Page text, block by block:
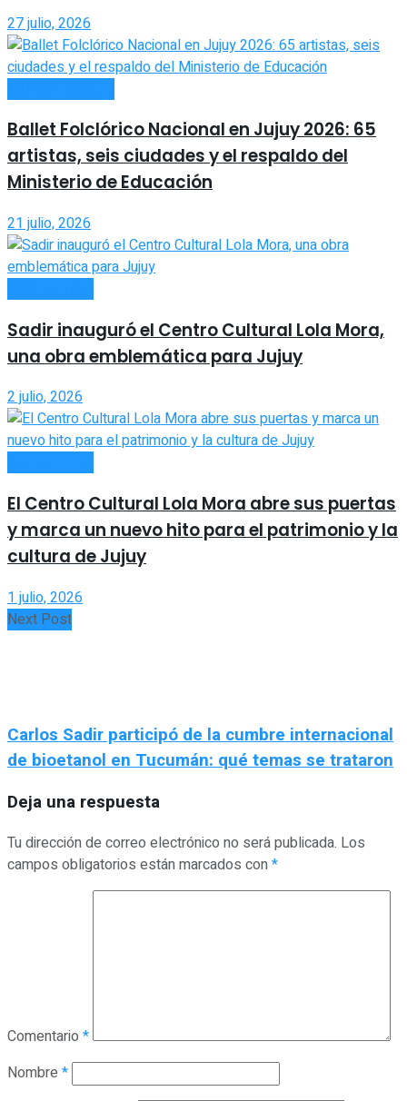
27 julio, 2026
Ballet Folclórico Nacional en Jujuy 2026: 65
artistas, seis ciudades y el respaldo del
Ministerio de Educación
21 julio, 2026
Sadir inauguró el Centro Cultural Lola Mora,
una obra emblemática para Jujuy
2 julio, 2026
El Centro Cultural Lola Mora abre sus puertas
y marca un nuevo hito para el patrimonio y la
cultura de Jujuy
1 julio, 2026
Next Post
Carlos Sadir participó de la cumbre internacional
de bioetanol en Tucumán: qué temas se trataron
Deja una respuesta
Tu dirección de correo electrónico no será publicada. Los
campos obligatorios están marcados con*
Comentario *
Nombre *